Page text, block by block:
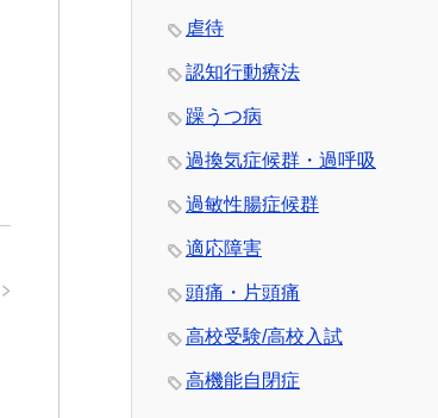
虐待
認知行動療法
躁うつ病
過換気症候群・過呼吸
過敏性腸症候群
適応障害
頭痛・片頭痛
高校受験/高校入試
高機能自閉症